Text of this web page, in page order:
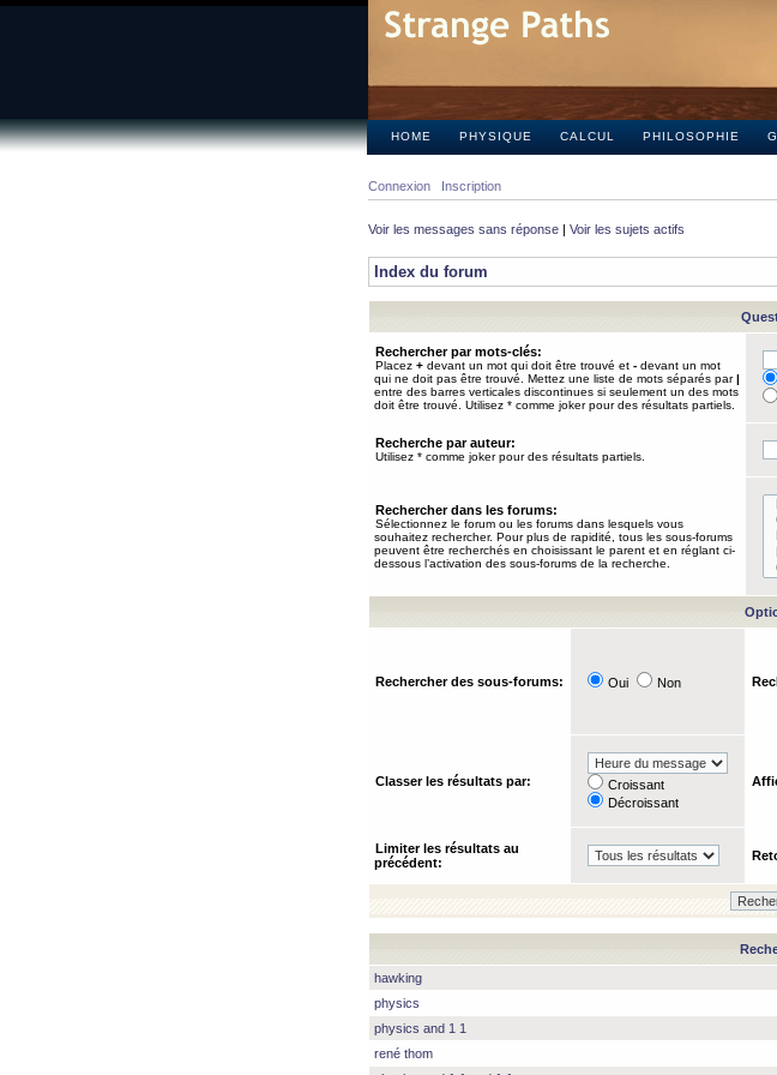
HOME PHYSIQUE CALCUL PHILOSOPHIE
Connexion Inscription
Voir les messages sans réponse | Voir les sujets actifs
Index du forum
Rechercher par mots-clés:
Placez + devant un mot qui doit être trouvé et - devant un mot
qui ne doit pas être trouvé. Mettez une liste de mots séparés par|
entre des barres verticales discontinues si seulement un des mots
doit être trouvé. Utilisez * comme joker pour des résultats partiels.
Recherche par auteur:
Utilisez * comme joker pour des résultats partiels.
Rechercher dans les forums:
Sélectionnez le forum ou les forums dans lesquels vous
souhaitez rechercher. Pour plus de rapidité, tous les sous-forums
peuvent être recherchés en choisissant le parent et en réglant ci-
dessous l’activation des sous-forums de la recherche.
Rechercher des sous-forums: Oui Non
Classer les résultats par:
Croissant
Décroissant
Limiter les résultats au
précédent:
hawking
physics
physics and 1 1
rené thom